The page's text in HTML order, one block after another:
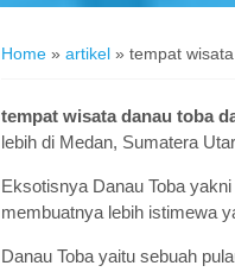
Home » artikel » tempat
tempat wisata danau toba
lebih di Medan, Sumatera
Eksotisnya Danau Toba
membuatnya lebih istimewa
Danau Toba yaitu sebuah